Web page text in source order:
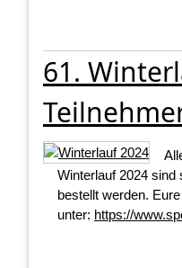
61.
Winterlauf 2024 sind
bestellt werden.
unter: https://